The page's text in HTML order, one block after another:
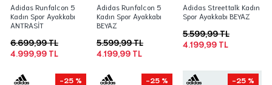
Adidas Runfalcon 5
Kadın Spor Ayakkabı
ANTRASİT
4.999,99 TL
6.699,99 TL
Adidas Runfalcon 5
Kadın Spor Ayakkabı
BEYAZ
4.199,99 TL
5.599,99 TL
Adidas Streettalk Kadın
Spor Ayakkabı BEYAZ
4.199,99 TL
5.599,99 TL
-25 % -25 % -25 %